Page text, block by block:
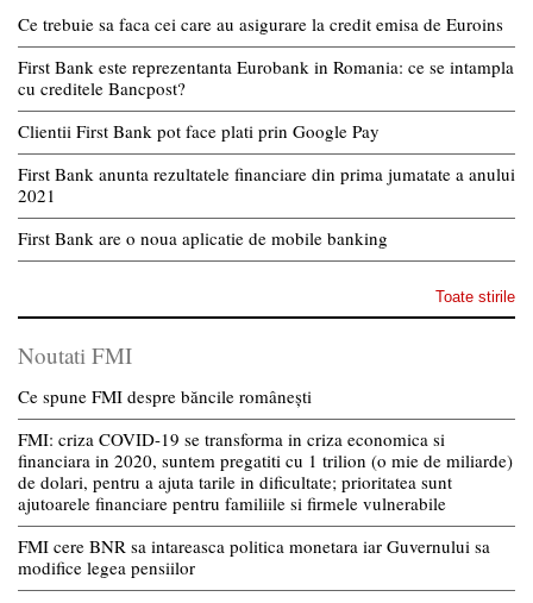
Ce trebuie sa faca cei care au asigurare la credit emisa de Euroins
First Bank este reprezentanta Eurobank in Romania: ce se intampla
cu creditele Bancpost?
Clientii First Bank pot face plati prin Google Pay
First Bank anunta rezultatele financiare din prima jumatate a anului
2021
First Bank are o noua aplicatie de mobile banking
Toate stirile
Noutati FMI
Ce spune FMI despre băncile românești
FMI: criza COVID-19 se transforma in criza economica si
financiara in 2020, suntem pregatiti cu 1 trilion (o mie de miliarde)
de dolari, pentru a ajuta tarile in dificultate; prioritatea sunt
ajutoarele financiare pentru familiile si firmele vulnerabile
FMI cere BNR sa intareasca politica monetara iar Guvernului sa
modifice legea pensiilor